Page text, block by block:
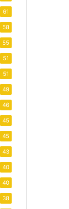
61
58
55
51
51
49
46
45
45
43
40
40
38